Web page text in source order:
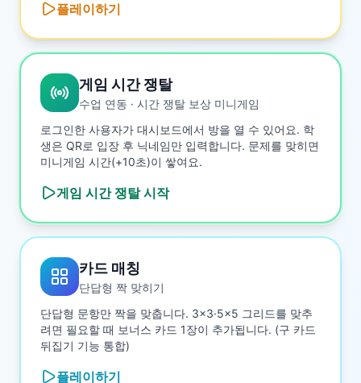
플레이하기
게임 시간 쟁탈
수업 연동 · 시간 쟁탈 보상 미니게임
로그인한 사용자가 대시보드에서 방을 열 수 있어요. 학
생은 QR로 입장 후 닉네임만 입력합니다. 문제를 맞히면
미니게임 시간(+10초)이 쌓여요.
게임 시간 쟁탈시작
카드 매칭
단답형 짝 맞히기
단답형 문항만 짝을 맞춥니다. 3×3·5×5 그리드를 맞추
려면 필요할 때 보너스 카드 1장이 추가됩니다. (구 카드
뒤집기 기능 통합)
플레이하기